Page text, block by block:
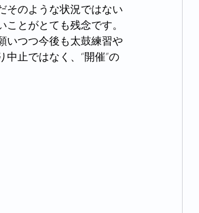
そのような状況ではない
とがとても残念です。
いつつ今後も太鼓練習や
止ではなく、“開催”の